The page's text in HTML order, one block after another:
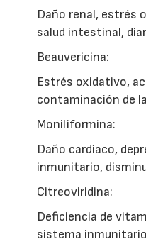
Daño renal, estrés
salud intestinal,
Beauvericina:
Estrés oxidativo,
contaminación de
Moniliformina:
Daño cardíaco,
inmunitario,
Citreoviridina:
Deficiencia de
sistema